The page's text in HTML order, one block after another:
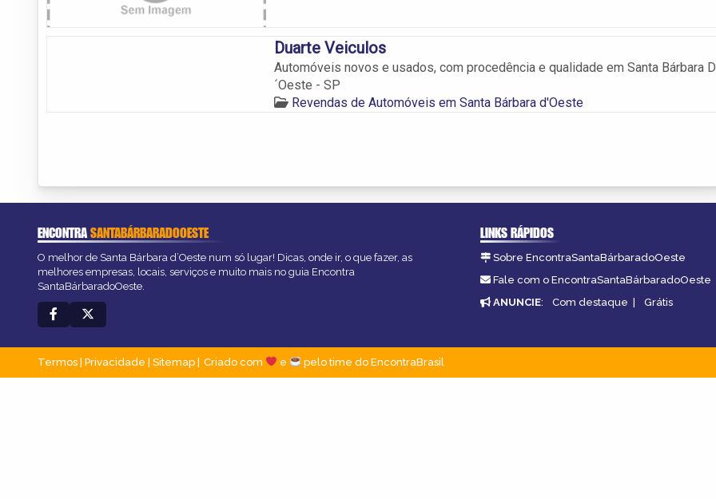
Duarte Veiculos
Automóveis novos e usados, com procedência e qualidade em Santa Bárbara D
´Oeste - SP
Revendas de Automóveis em Santa Bárbara d'Oeste
ENCONTRASANTABÁRBARADOOESTE
O melhor de Santa Bárbara d’Oeste num só lugar! Dicas, onde ir, o que fazer, as
melhores empresas, locais, serviços e muito mais no guia Encontra
SantaBárbaradoOeste.
LINKS RÁPIDOS
Sobre EncontraSantaBárbaradoOeste
Fale com o EncontraSantaBárbaradoOeste
ANUNCIE: Com destaque | Grátis
Termos | Privacidade | Sitemap Criado com e pelo time do EncontraBrasil